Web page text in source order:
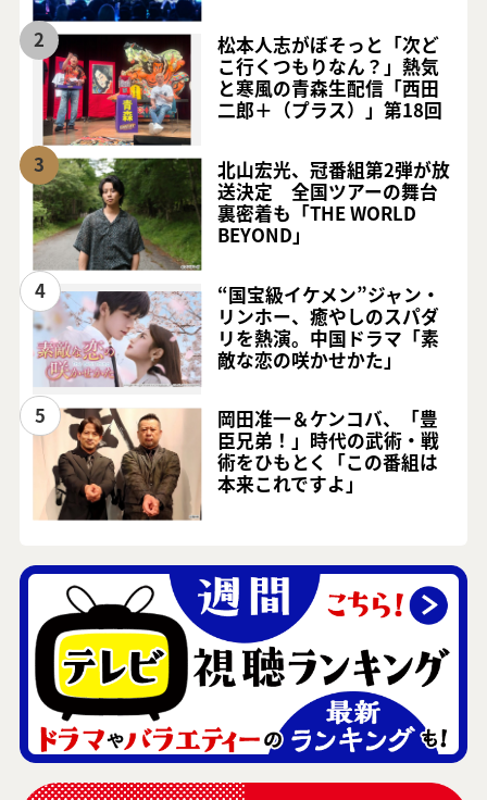
2
松本人志がぼそっと「次ど
こ行くつもりなん？」熱気
と寒風の青森生配信「西田
二郎＋（プラス）」第18回
3
北山宏光、冠番組第2弾が放
送決定 全国ツアーの舞台
裏密着も「THE WORLD
BEYOND」
4
“国宝級イケメン”ジャン・
リンホー、癒やしのスパダ
リを熱演。中国ドラマ「素
敵な恋の咲かせかた」
5
岡田准一＆ケンコバ、「豊
臣兄弟！」時代の武術・戦
術をひもとく「この番組は
本来これですよ」